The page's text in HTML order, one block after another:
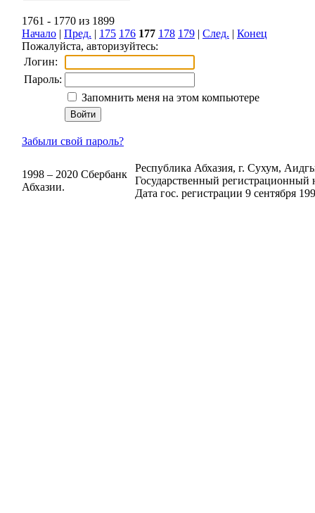
1761 - 1770 из 1899
Начало | Пред. | 175 176 177 178 179 | След. | Конец
Пожалуйста, авторизуйтесь:
Логин:
Пароль:
Запомнить меня на этом компьютере
Забыли свой пароль?
1998 – 2020 Сбербанк
Абхазии.
Республика Абхазия, г. Сухум,
Государственный регистрационный
Дата гос. регистрации 9 сентября